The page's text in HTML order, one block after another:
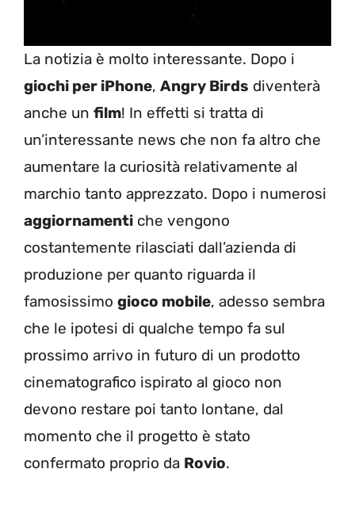
La notizia è molto interessante. Dopo i
giochi per iPhone, Angry Birds diventerà
anche un film! In effetti si tratta di
un’interessante news che non fa altro che
aumentare la curiosità relativamente al
marchio tanto apprezzato. Dopo i numerosi
aggiornamenti che vengono
costantemente rilasciati dall’azienda di
produzione per quanto riguarda il
famosissimo gioco mobile, adesso sembra
che le ipotesi di qualche tempo fa sul
prossimo arrivo in futuro di un prodotto
cinematografico ispirato al gioco non
devono restare poi tanto lontane, dal
momento che il progetto è stato
confermato proprio da Rovio.